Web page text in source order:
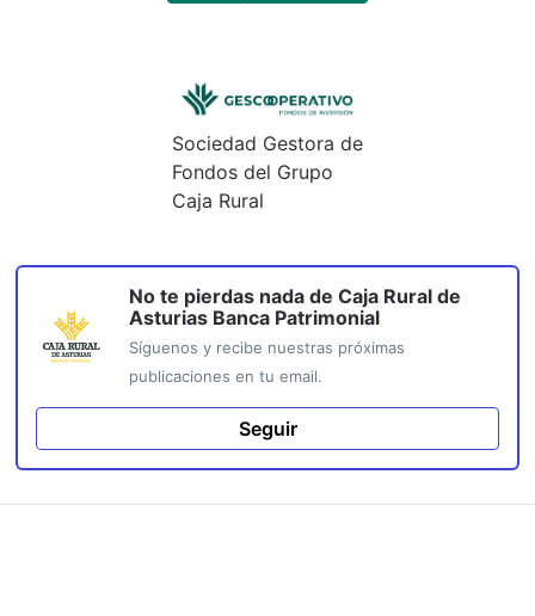
Sociedad Gestora de
Fondos del Grupo
Caja Rural
No te pierdas nada de Caja Rural de
Asturias Banca Patrimonial
Síguenos y recibe nuestras próximas
publicaciones en tu email.
Seguir